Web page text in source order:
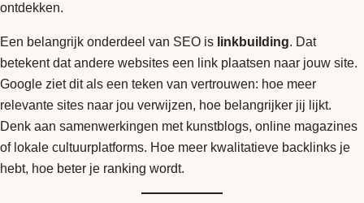
ontdekken.
Een belangrijk onderdeel van SEO is linkbuilding. Dat
betekent dat andere websites een link plaatsen naar jouw site.
Google ziet dit als een teken van vertrouwen: hoe meer
relevante sites naar jou verwijzen, hoe belangrijker jij lijkt.
Denk aan samenwerkingen met kunstblogs, online magazines
of lokale cultuurplatforms. Hoe meer kwalitatieve backlinks je
hebt, hoe beter je ranking wordt.